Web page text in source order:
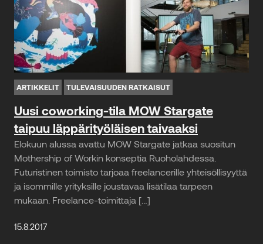
ARTIKKELIT TULEVAISUUDEN RATKAISUT
Uusi coworking-tila MOW Stargate
taipuu läppärityöläisen taivaaksi
Elokuun alussa avattu MOW Stargate jatkaa suositun
Mothership of Workin konseptia Ruoholahdessa.
Futuristinen toimisto tarjoaa freelancerille yhteisöllisyyttä
ja isommille yrityksille joustavaa lisätilaa tarpeen
mukaan. Freelance-toimittaja […]
15.8.2017